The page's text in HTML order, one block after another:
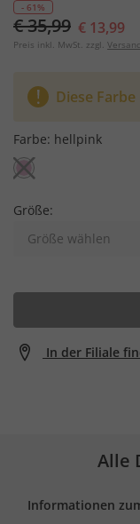
- 61%
€ 35,99 € 13,99
Preis inkl. MwSt. zzgl.
Diese
Farbe: hellpink
Größe:
Größe wählen
In der Filiale
Alle
Informationen